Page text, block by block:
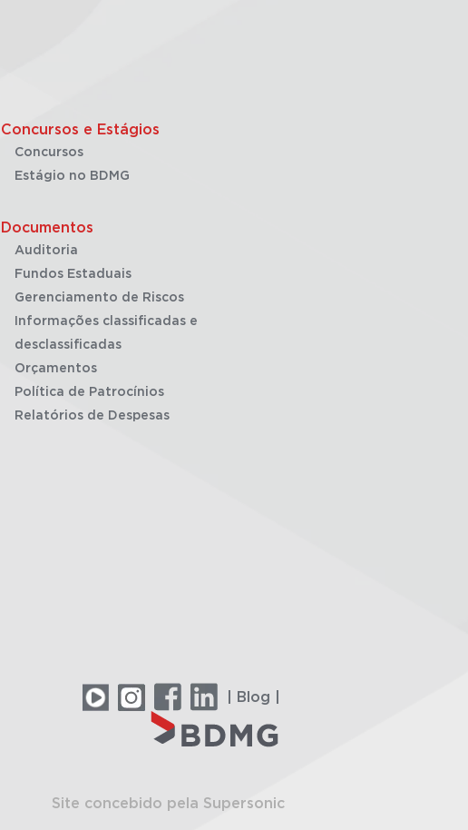
Concursos e Estágios
Concursos
Estágio no BDMG
Documentos
Auditoria
Fundos Estaduais
Gerenciamento de Riscos
Informações classificadas e
desclassificadas
Orçamentos
Política de Patrocínios
Relatórios de Despesas
| Blog |
Site concebido pela Supersonic